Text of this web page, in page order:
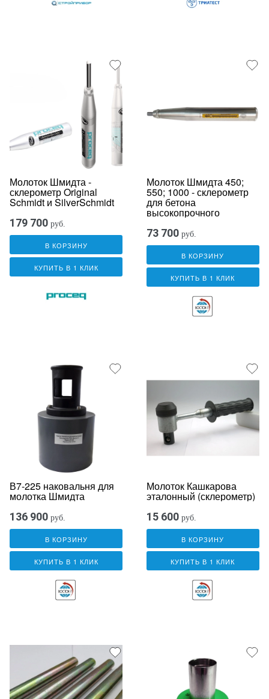
Молоток Шмидта -
склерометр Original
Schmidt и SilverSchmidt
179 700 руб.
В КОРЗИНУ
КУПИТЬ В 1 КЛИК
Молоток Шмидта 450;
550; 1000 - склерометр
для бетона
высокопрочного
73 700 руб.
В КОРЗИНУ
КУПИТЬ В 1 КЛИК
В7-225 наковальня для
молотка Шмидта
136 900 руб.
В КОРЗИНУ
КУПИТЬ В 1 КЛИК
Молоток Кашкарова
эталонный (склерометр)
15 600 руб.
В КОРЗИНУ
КУПИТЬ В 1 КЛИК